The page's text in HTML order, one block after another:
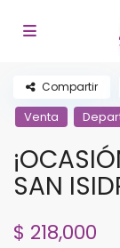
Venta
SAN
$ 218,000
Compartir